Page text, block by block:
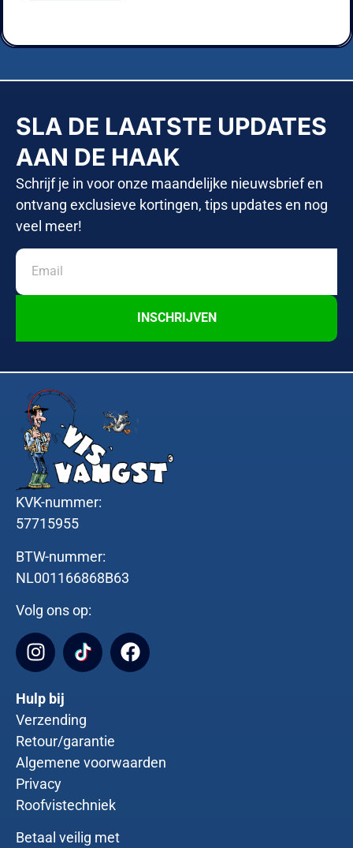
SLA DE LAATSTE UPDATES
AAN DE HAAK
Schrijf je in voor onze maandelijke nieuwsbrief en
ontvang exclusieve kortingen, tips updates en nog
veel meer!
INSCHRIJVEN
KVK-nummer:
57715955
BTW-nummer:
NL001166868B63
Volg ons op:
Hulp bij
Verzending
Retour/garantie
Algemene voorwaarden
Privacy
Roofvistechniek
Betaal veilig met